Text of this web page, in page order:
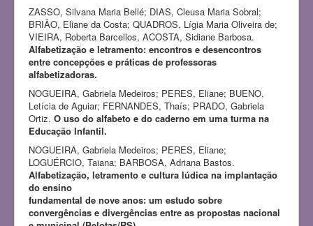
ZASSO, Silvana Maria Bellé; DIAS, Cleusa Maria Sobral;
BRIÃO, Eliane da Costa; QUADROS, Lígia Maria Oliveira de;
VIEIRA, Roberta Barcellos, ACOSTA, Sidiane Barbosa.
Alfabetização e letramento: encontros e desencontros
entre concepções e práticas de professoras
alfabetizadoras.
NOGUEIRA, Gabriela Medeiros; PERES, Eliane; BUENO,
Letícia de Aguiar; FERNANDES, Thaís; PRADO, Gabriela
Ortiz. O uso do alfabeto e do caderno em uma turma na
Educação Infantil.
NOGUEIRA, Gabriela Medeiros; PERES, Eliane;
LOGUÉRCIO, Taiana; BARBOSA, Adriana Bastos.
Alfabetização, letramento e cultura lúdica na implantação
do ensino
fundamental de nove anos: um estudo sobre
convergências e divergências entre as propostas nacional